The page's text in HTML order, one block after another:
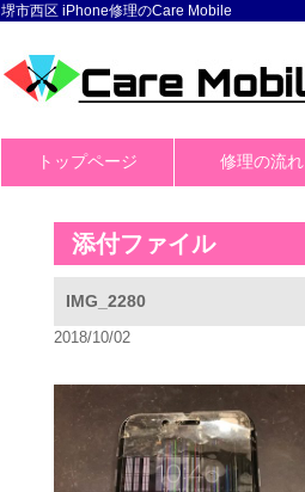
堺市西区 iPhone修理のCare Mobile
トップページ 修理の流れ
添付ファイル
IMG_2280
2018/10/02